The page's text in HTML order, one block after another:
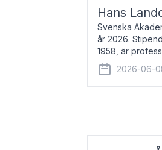
Hans
Svenska
år 2026.
1958, är
år 2000 på
2026-06-